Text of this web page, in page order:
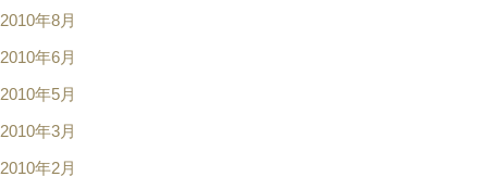
2010年8月
2010年6月
2010年5月
2010年3月
2010年2月